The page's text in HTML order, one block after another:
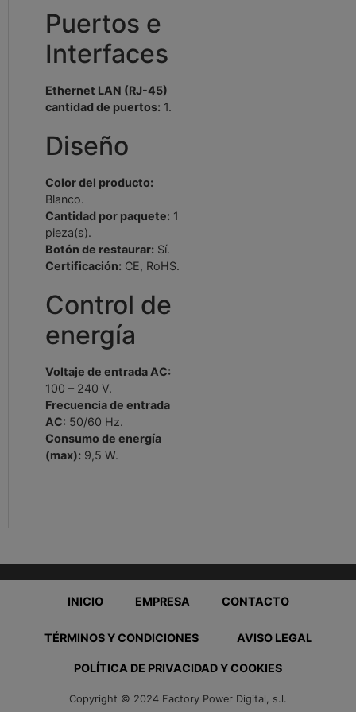
Puertos e
Interfaces
Ethernet LAN (RJ-45)
cantidad de puertos: 1.
Diseño
Color del producto:
Blanco.
Cantidad por paquete: 1
pieza(s).
Botón de restaurar: Sí.
Certificación: CE, RoHS.
Control de
energía
Voltaje de entrada AC:
100 – 240 V.
Frecuencia de entrada
AC: 50/60 Hz.
Consumo de energía
(max): 9,5 W.
INICIO EMPRESA CONTACTO
TÉRMINOS Y CONDICIONES AVISO LEGAL
POLÍTICA DE PRIVACIDAD Y COOKIES
Copyright © 2024 Factory Power Digital, s.l.